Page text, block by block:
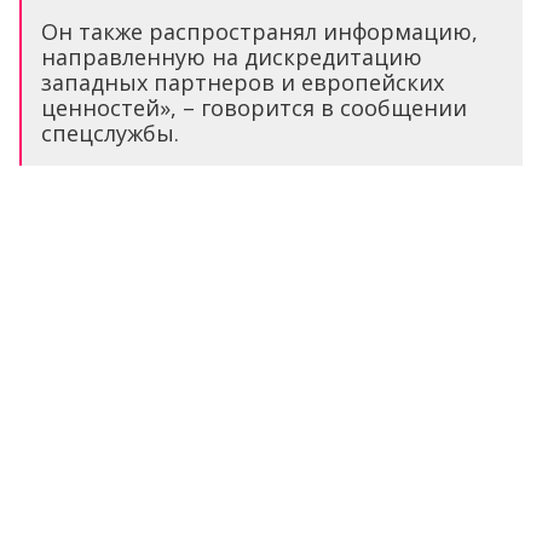
Он также распространял информацию,
направленную на дискредитацию
западных партнеров и европейских
ценностей», – говорится в сообщении
спецслужбы.